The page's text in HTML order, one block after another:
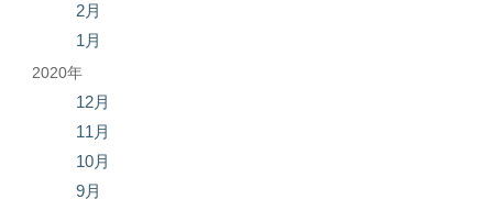
2月
1月
2020年
12月
11月
10月
9月